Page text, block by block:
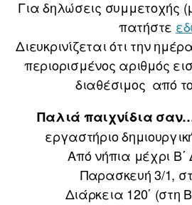
Για δηλώσεις συμμετοχής
πατήστε
Διευκρινίζεται ότι την
περιορισμένος αριθμός
διαθέσιμος από
Παλιά παιχνίδια
εργαστήριο
Από νήπια μέχρι Β΄
Παρασκευή 3/1,
Διάρκεια 120΄ (στη